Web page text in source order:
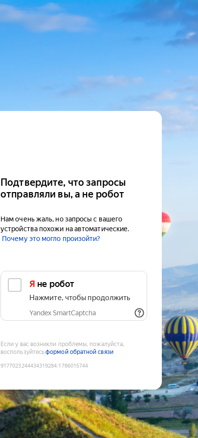
Подтвердите, что запросы
отправляли вы, а не робот
Нам очень жаль, но запросы с вашего
устройства похожи на автоматические.
Почему это могло произойти?
Я не робот
Нажмите, чтобы продолжить
Yandex SmartCaptcha
Если у вас возникли проблемы, пожалуйста,
воспользуйтесьформой обратной связи
9177023244434319284:1786015744